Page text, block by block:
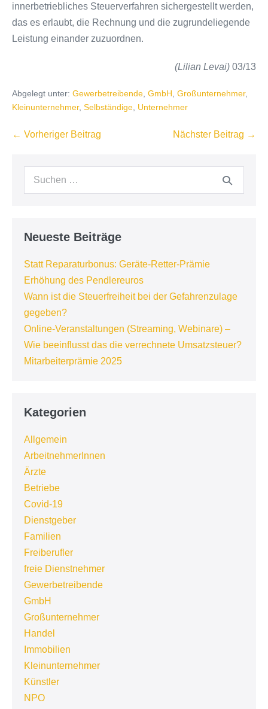
innerbetriebliches Steuerverfahren sichergestellt werden,
das es erlaubt, die Rechnung und die zugrundeliegende
Leistung einander zuzuordnen.
(Lilian Levai) 03/13
Abgelegt unter: Gewerbetreibende GmbH Großunternehmer,
Kleinunternehmer, Selbständige Unternehmer
Beitragsnavigation
← Vorheriger Beitrag Nächster Beitrag →
Suchen
Neueste Beiträge
Statt Reparaturbonus: Geräte-Retter-Prämie
Erhöhung des Pendlereuros
Wann ist die Steuerfreiheit bei der Gefahrenzulage
gegeben?
Online-Veranstaltungen (Streaming, Webinare) –
Wie beeinflusst das die verrechnete Umsatzsteuer?
Mitarbeiterprämie 2025
Kategorien
Allgemein
ArbeitnehmerInnen
Ärzte
Betriebe
Covid-19
Dienstgeber
Familien
Freiberufler
freie Dienstnehmer
Gewerbetreibende
GmbH
Großunternehmer
Handel
Immobilien
Kleinunternehmer
Künstler
NPO